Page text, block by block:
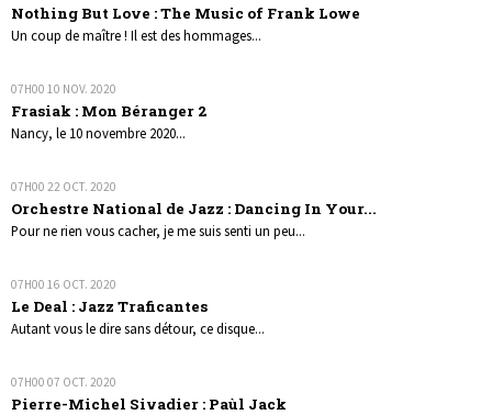
Nothing But Love : The Music of Frank Lowe
Un coup de maître ! Il est des hommages...
07H00 10 NOV. 2020
Frasiak : Mon Béranger 2
Nancy, le 10 novembre 2020...
07H00 22 OCT. 2020
Orchestre National de Jazz : Dancing In Your...
Pour ne rien vous cacher, je me suis senti un peu...
07H00 16 OCT. 2020
Le Deal : Jazz Traficantes
Autant vous le dire sans détour, ce disque...
07H00 07 OCT. 2020
Pierre-Michel Sivadier : Paùl Jack